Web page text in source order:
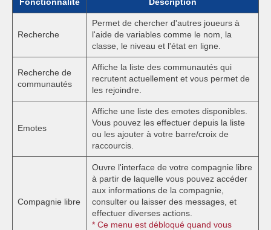
Recherche
Permet de chercher d'autres joueurs à
l'aide de variables comme le nom, la
classe, le niveau et l'état en ligne.
Recherche de
communautés
Affiche la liste des communautés qui
recrutent actuellement et vous permet de
les rejoindre.
Emotes
Affiche une liste des emotes disponibles.
Vous pouvez les effectuer depuis la liste
ou les ajouter à votre barre/croix de
raccourcis.
Compagnie libre
Ouvre l'interface de votre compagnie libre
à partir de laquelle vous pouvez accéder
aux informations de la compagnie,
consulter ou laisser des messages, et
effectuer diverses actions.
* Ce menu est débloqué quand vous